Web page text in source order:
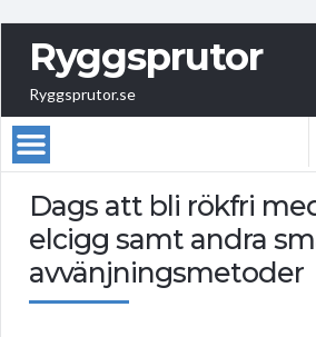
Ryggsprutor
Ryggsprutor.se
Dags att bli rökfri
elcigg samt andra
avvänjningsmetoder